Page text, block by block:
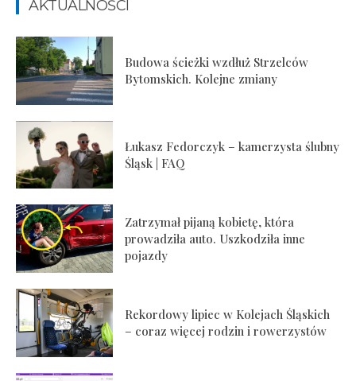
AKTUALNOŚCI
Budowa ścieżki wzdłuż Strzelców
Bytomskich. Kolejne zmiany
Łukasz Fedorczyk – kamerzysta ślubny
Śląsk | FAQ
Zatrzymał pijaną kobietę, która
prowadziła auto. Uszkodziła inne
pojazdy
Rekordowy lipiec w Kolejach Śląskich
– coraz więcej rodzin i rowerzystów